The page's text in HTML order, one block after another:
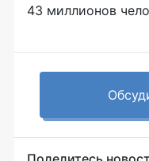
43 миллионов